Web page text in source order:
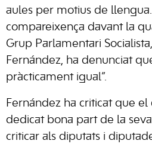
aules per motius de
compareixença davant la
Grup Parlamentari
Fernández, ha denunciat
pràcticament igual”.
Fernández ha criticat que el
dedicat bona part de la
criticar als diputats i